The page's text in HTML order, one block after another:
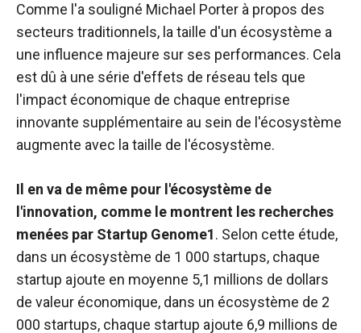
Comme l'a souligné Michael Porter à propos des
secteurs traditionnels, la taille d'un écosystème a
une influence majeure sur ses performances. Cela
est dû à une série d'effets de réseau tels que
l'impact économique de chaque entreprise
innovante supplémentaire au sein de l'écosystème
augmente avec la taille de l'écosystème.
Il en va de même pour l'écosystème de
l'innovation, comme le montrent les recherches
menées par Startup Genome1. Selon cette étude,
dans un écosystème de 1 000 startups, chaque
startup ajoute en moyenne 5,1 millions de dollars
de valeur économique, dans un écosystème de 2
000 startups, chaque startup ajoute 6,9 millions de